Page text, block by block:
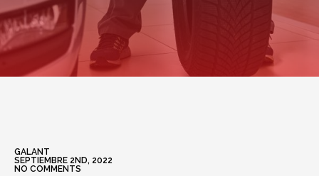
GALANT
SEPTIEMBRE 2ND, 2022
NO COMMENTS